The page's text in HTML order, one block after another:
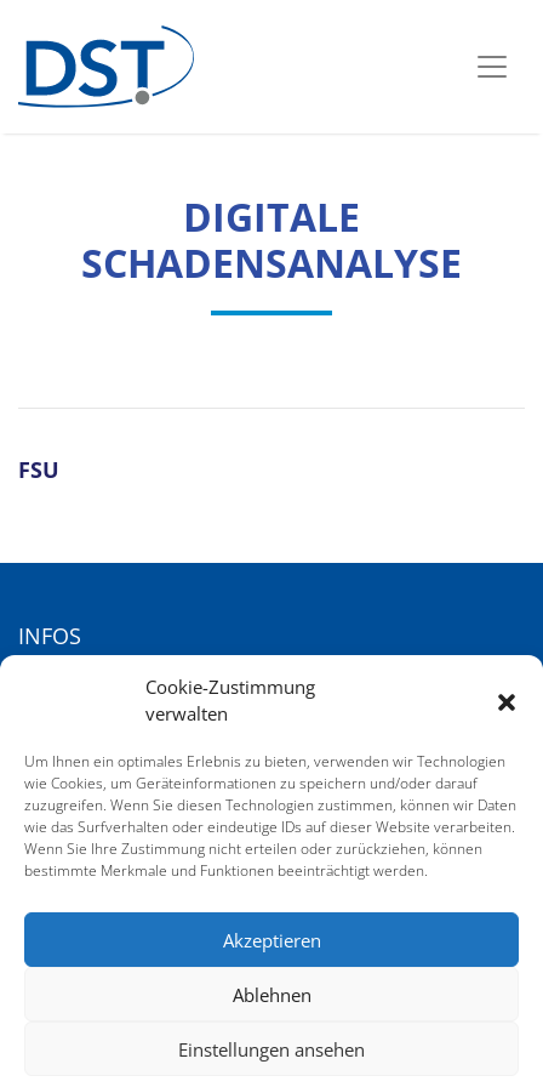
Cookie-Zustimmung
verwalten
Um Ihnen ein optimales Erlebnis zu bieten, verwenden wir Technologien
wie Cookies, um Geräteinformationen zu speichern und/oder darauf
zuzugreifen. Wenn Sie diesen Technologien zustimmen, können wir Daten
wie das Surfverhalten oder eindeutige IDs auf dieser Website verarbeiten.
Wenn Sie Ihre Zustimmung nicht erteilen oder zurückziehen, können
bestimmte Merkmale und Funktionen beeinträchtigt werden.
Akzeptieren
Ablehnen
Einstellungen ansehen
DIGITALE
SCHADENSANALYSE
FSU
INFOS
DATENSCHUTZERKLÄRUNG
COOKIE-RICHTLINIE (EU)
AGB
GALERIE VOM 21. DEUTSCHEN SACHVERSTÄNDIGENTAG